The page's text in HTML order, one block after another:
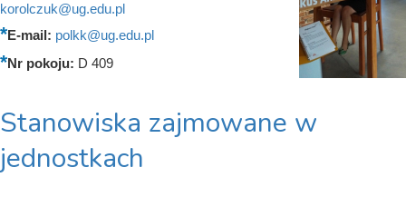
korolczuk@ug.edu.pl
E-mail: polkk@ug.edu.pl
Nr pokoju: D 409
Stanowiska zajmowane w
jednostkach